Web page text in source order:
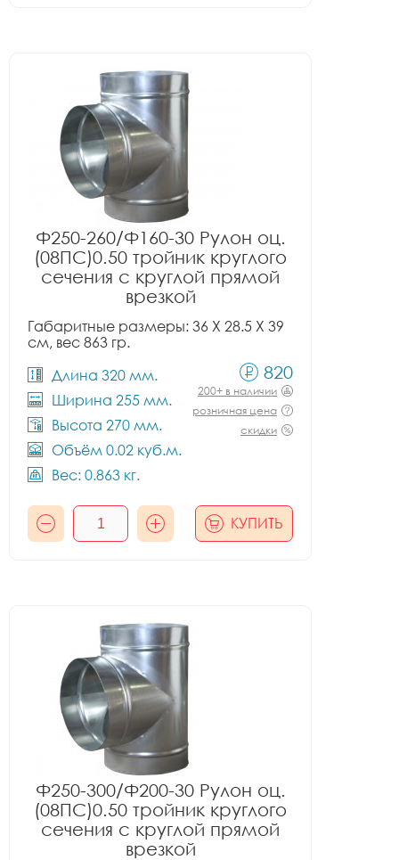
Ф250-260/Ф160-30 Рулон оц.
(08ПС)0.50 тройник круглого
сечения с круглой прямой
врезкой
Габаритные размеры: 36 X 28.5 X 39
см, вес 863 гр.
Длина 320 мм.
Ширина 255 мм.
Высота 270 мм.
Объём 0.02 куб.м.
Вес: 0.863 кг.
820
200+ в наличии
розничная цена
скидки
КУПИТЬ
Ф250-300/Ф200-30 Рулон оц.
(08ПС)0.50 тройник круглого
сечения с круглой прямой
врезкой